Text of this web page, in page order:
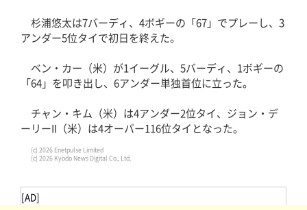
杉浦悠太は7バーディ、4ボギーの「67」でプレーし、3
アンダー5位タイで初日を終えた。
ベン・カー（米）が1イーグル、5バーディ、1ボギーの
「64」を叩き出し、6アンダー単独首位に立った。
チャン・キム（米）は4アンダー2位タイ、ジョン・デ
ーリーII（米）は4オーバー116位タイとなった。
(c) 2026 Enetpulse Limited
(c) 2026 Kyodo News Digital Co., Ltd.
[AD]